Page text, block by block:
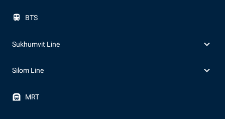
BTS
Sukhumvit Line
Silom Line
MRT